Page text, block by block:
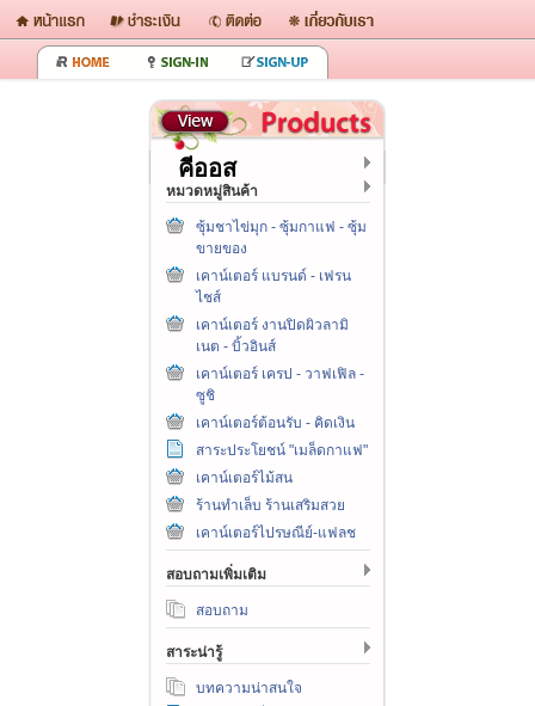
คีออส
หมวดหมู่สินค้า
ซุ้มชาไข่มุก - ซุ้มกาแฟ - ซุ้ม
ขายของ
เคาน์เตอร์ แบรนด์ - เฟรน
ไชส์
เคาน์เตอร์ งานปิดผิวลามิ
เนต - บิ้วอินส์
เคาน์เตอร์ เครป - วาฟเฟิล -
ซูชิ
เคาน์เตอร์ต้อนรับ - คิดเงิน
สาระประโยชน์ "เมล็ดกาแฟ"
เคาน์เตอร์ไม้สน
ร้านทำเล็บ ร้านเสริมสวย
เคาน์เตอร์ไปรษณีย์-แฟลช
สอบถามเพิ่มเติม
สอบถาม
สาระน่ารู้
บทความน่าสนใจ